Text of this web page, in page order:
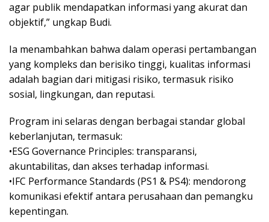
agar publik mendapatkan informasi yang akurat dan
objektif,” ungkap Budi.
Ia menambahkan bahwa dalam operasi pertambangan
yang kompleks dan berisiko tinggi, kualitas informasi
adalah bagian dari mitigasi risiko, termasuk risiko
sosial, lingkungan, dan reputasi.
Program ini selaras dengan berbagai standar global
keberlanjutan, termasuk:
•ESG Governance Principles: transparansi,
akuntabilitas, dan akses terhadap informasi.
•IFC Performance Standards (PS1 & PS4): mendorong
komunikasi efektif antara perusahaan dan pemangku
kepentingan.